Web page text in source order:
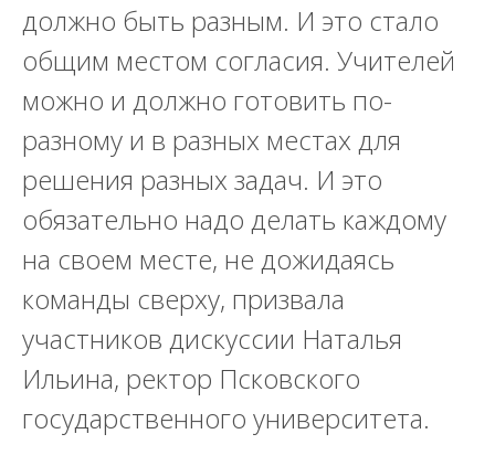
должно быть разным. И это стало
общим местом согласия. Учителей
можно и должно готовить по-
разному и в разных местах для
решения разных задач. И это
обязательно надо делать каждому
на своем месте, не дожидаясь
команды сверху, призвала
участников дискуссии Наталья
Ильина, ректор Псковского
государственного университета.